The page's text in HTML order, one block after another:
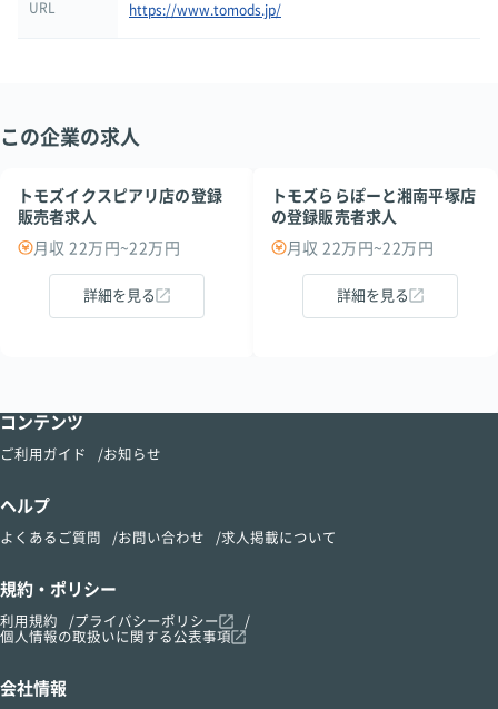
URL https://www.tomods.jp/
この企業の求人
トモズイクスピアリ店の登録
販売者求人
月収 22万円~22万円
詳細を見る
トモズららぽーと湘南平塚店
の登録販売者求人
月収 22万円~22万円
詳細を見る
コンテンツ
ご利用ガイド お知らせ
ヘルプ
よくあるご質問 お問い合わせ 求人掲載について
規約・ポリシー
利用規約
プライバシーポリシー
個人情報の取扱いに関する公表事項
会社情報